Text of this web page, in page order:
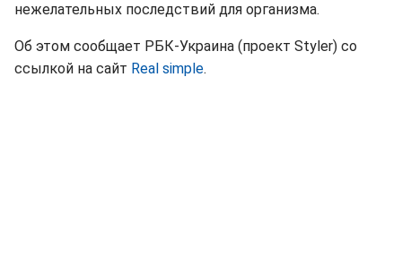
нежелательных последствий для организма.
Об этом сообщает РБК-Украина (проект Styler) со
ссылкой на сайт Real simple.